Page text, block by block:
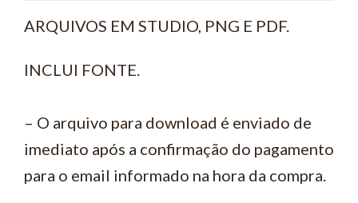
ARQUIVOS EM STUDIO, PNG E PDF.
INCLUI FONTE.
– O arquivo para download é enviado de
imediato após a confirmação do pagamento
para o email informado na hora da compra.